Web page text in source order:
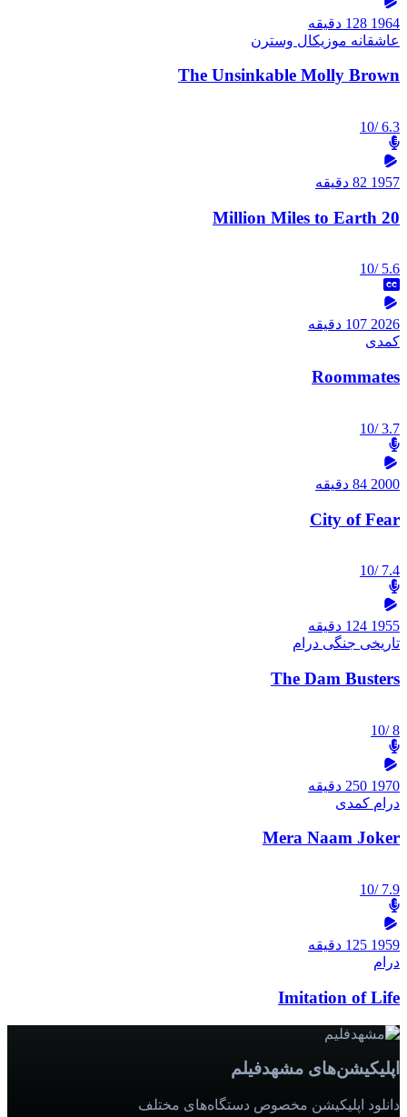
1964 128 دقیقه
عاشقانه موزیکال وسترن
The Unsinkable Molly Brown
6.3
/10
1957 82 دقیقه
20 Million Miles to Earth
5.6
/10
2026 107 دقیقه
کمدی
Roommates
3.7
/10
2000 84 دقیقه
City of Fear
7.4
/10
1955 124 دقیقه
تاریخی جنگی درام
The Dam Busters
8
/10
1970 250 دقیقه
درام کمدی
Mera Naam Joker
7.9
/10
1959 125 دقیقه
درام
Imitation of Life
اپلیکیشن‌های مشهدفیلم
دانلود اپلیکیشن مخصوص دستگاه‌های مختلف